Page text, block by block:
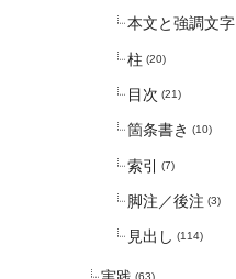
本文と強調文字
柱 (20)
目次 (21)
箇条書き (10)
索引 (7)
脚注／後注 (3)
見出し (114)
(63)